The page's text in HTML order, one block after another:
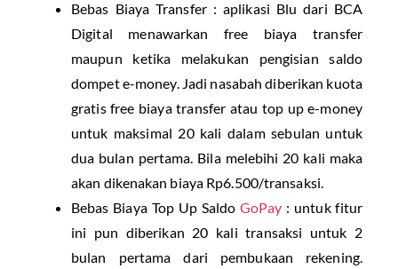
Bebas Biaya Transfer : aplikasi Blu dari BCA
Digital menawarkan free biaya transfer
maupun ketika melakukan pengisian saldo
dompet e-money. Jadi nasabah diberikan kuota
gratis free biaya transfer atau top up e-money
untuk maksimal 20 kali dalam sebulan untuk
dua bulan pertama. Bila melebihi 20 kali maka
akan dikenakan biaya Rp6.500/transaksi.
Bebas Biaya Top Up Saldo GoPay : untuk fitur
ini pun diberikan 20 kali transaksi untuk 2
bulan pertama dari pembukaan rekening.